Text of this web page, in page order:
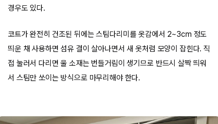
경우도 있다.
코트가 완전히 건조된 뒤에는 스팀다리미를 옷감에서 2~3cm 정도
띄운 채 사용하면 섬유 결이 살아나면서 새 옷처럼 모양이 잡힌다. 직
접 눌러서 다리면 울 소재는 번들거림이 생기므로 반드시 살짝 띄워
서 스팀만 쏘이는 방식으로 마무리해야 한다.